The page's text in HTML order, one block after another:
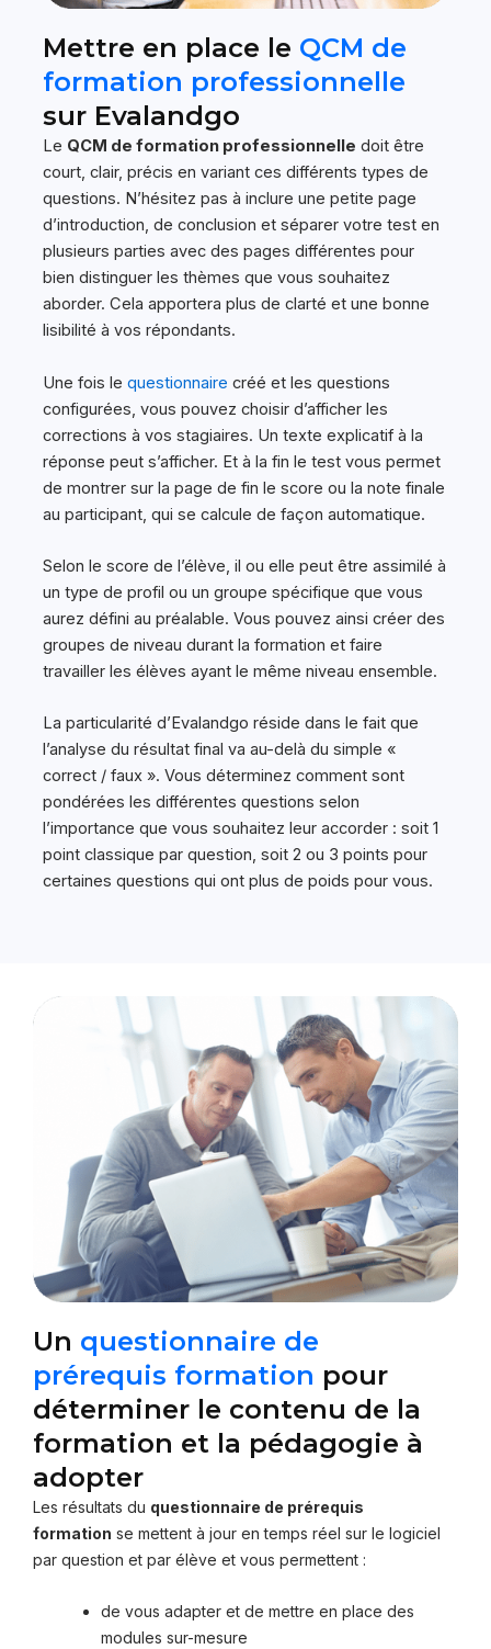
Mettre en place le QCM de
formation professionnelle
sur Evalandgo
Le QCM de formation professionnelle doit être
court, clair, précis en variant ces différents types de
questions. N’hésitez pas à inclure une petite page
d’introduction, de conclusion et séparer votre test en
plusieurs parties avec des pages différentes pour
bien distinguer les thèmes que vous souhaitez
aborder. Cela apportera plus de clarté et une bonne
lisibilité à vos répondants.
Une fois lequestionnaire créé et les questions
configurées, vous pouvez choisir d’afficher les
corrections à vos stagiaires. Un texte explicatif à la
réponse peut s’afficher. Et à la fin le test vous permet
de montrer sur la page de fin le score ou la note finale
au participant, qui se calcule de façon automatique.
Selon le score de l’élève, il ou elle peut être assimilé à
un type de profil ou un groupe spécifique que vous
aurez défini au préalable. Vous pouvez ainsi créer des
groupes de niveau durant la formation et faire
travailler les élèves ayant le même niveau ensemble.
La particularité d’Evalandgo réside dans le fait que
l’analyse du résultat final va au-delà du simple «
correct / faux ». Vous déterminez comment sont
pondérées les différentes questions selon
l’importance que vous souhaitez leur accorder : soit 1
point classique par question, soit 2 ou 3 points pour
certaines questions qui ont plus de poids pour vous.
Un questionnaire de
prérequis formation pour
déterminer le contenu de la
formation et la pédagogie à
adopter
Les résultats du questionnaire de prérequis
formation se mettent à jour en temps réel sur le logiciel
par question et par élève et vous permettent :
de vous adapter et de mettre en place des
modules sur-mesure